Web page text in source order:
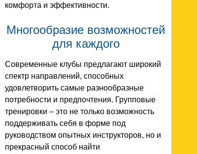
комфорта и эффективности.
Многообразие возможностей
для каждого
Современные клубы предлагают широкий
спектр направлений, способных
удовлетворить самые разнообразные
потребности и предпочтения. Групповые
тренировки – это не только возможность
поддерживать себя в форме под
руководством опытных инструкторов, но и
прекрасный способ найти